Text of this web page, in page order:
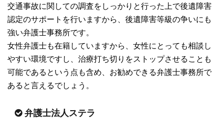
交通事故に関しての調査をしっかりと行った上で後遺障害
認定のサポートを行いますから、後遺障害等級の争いにも
強い弁護士事務所です。
女性弁護士も在籍していますから、女性にとっても相談し
やすい環境ですし、治療打ち切りをストップさせることも
可能であるという点も含め、お勧めできる弁護士事務所で
あると言えるでしょう。
弁護士法人ステラ